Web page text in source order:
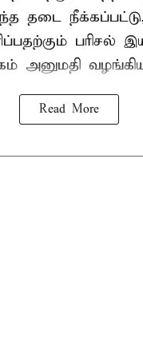
தடை
பரிசல்
அனுமதி
Read More